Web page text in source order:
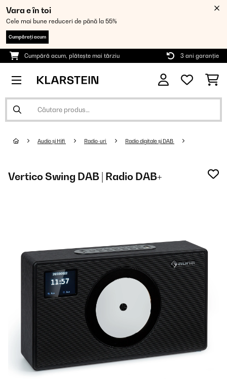
Vara e în toi
Cele mai bune reduceri de până la 55%
Cumpărați acum
Cumpără acum, plătește mai târziu 3 ani garanție
Audio și Hifi Radio-uri Radio digitale și DAB
Vertico Swing DAB | Radio DAB+